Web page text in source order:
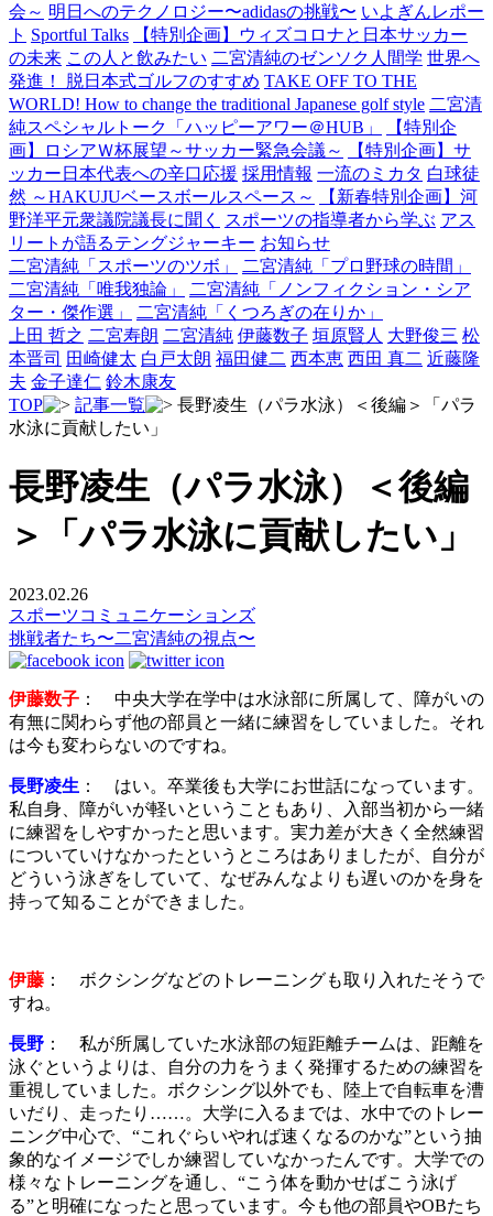
会～ 明日へのテクノロジー〜adidasの挑戦〜 いよぎんレポー
ト Sportful Talks
【特別企画】ウィズコロナと日本サッカー
の未来 この人と飲みたい 二宮清純のゼンソク人間学 世界へ
発進！ 脱日本式ゴルフのすすめ TAKE OFF TO THE
WORLD! How to change the traditional Japanese golf style 二宮清
純スペシャルトーク「ハッピーアワー＠HUB」
【特別企
画】ロシアＷ杯展望～サッカー緊急会議～
【特別企画】サ
ッカー日本代表への辛口応援 採用情報 一流のミカタ 白球徒
然 ～HAKUJUベースボールスペース～
【新春特別企画】河
野洋平元衆議院議長に聞く
スポーツの指導者から学ぶ アス
リートが語るテングジャーキー お知らせ
二宮清純「スポーツのツボ」
二宮清純「プロ野球の時間」
二宮清純「唯我独論」
二宮清純「ノンフィクション・シア
ター・傑作選」
二宮清純「くつろぎの在りか」
上田 哲之 二宮寿朗 二宮清純 伊藤数子 垣原賢人 大野俊三 松
本晋司 田崎健太 白戸太朗 福田健二 西本恵 西田 真二 近藤隆
夫 金子達仁 鈴木康友
TOP
記事一覧
長野凌生（パラ水泳）＜後編＞「パラ
水泳に貢献したい」
長野凌生（パラ水泳）＜後編
＞「パラ水泳に貢献したい」
2023.02.26
スポーツコミュニケーションズ
挑戦者たち〜二宮清純の視点〜
伊藤数子 ： 中央大学在学中は水泳部に所属して、障がいの
有無に関わらず他の部員と一緒に練習をしていました。それ
は今も変わらないのですね。
長野凌生 ： はい。卒業後も大学にお世話になっています。
私自身、障がいが軽いということもあり、入部当初から一緒
に練習をしやすかったと思います。実力差が大きく全然練習
についていけなかったというところはありましたが、自分が
どういう泳ぎをしていて、なぜみんなよりも遅いのかを身を
持って知ることができました。
伊藤 ： ボクシングなどのトレーニングも取り入れたそうで
すね。
長野 ： 私が所属していた水泳部の短距離チームは、距離を
泳ぐというよりは、自分の力をうまく発揮するための練習を
重視していました。ボクシング以外でも、陸上で自転車を漕
いだり、走ったり……。大学に入るまでは、水中でのトレー
ニング中心で、“これぐらいやれば速くなるのかな”という抽
象的なイメージでしか練習していなかったんです。大学での
様々なトレーニングを通し、“こう体を動かせばこう泳げ
る”と明確になったと思っています。今も他の部員やOBたち